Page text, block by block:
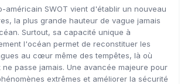
américain SWOT vient d'établir un nouveau
la plus grande hauteur de vague jamais
Surtout, sa capacité unique à
l'océan permet de reconstituer les
au cœur même des tempêtes, là où
passe jamais. Une avancée majeure pour
extrêmes et améliorer la sécurité